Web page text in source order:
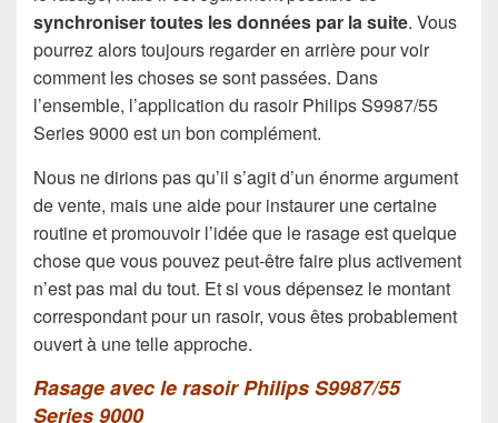
synchroniser toutes les données par la suite. Vous
pourrez alors toujours regarder en arrière pour voir
comment les choses se sont passées. Dans
l’ensemble, l’application du rasoir Philips S9987/55
Series 9000 est un bon complément.
Nous ne dirions pas qu’il s’agit d’un énorme argument
de vente, mais une aide pour instaurer une certaine
routine et promouvoir l’idée que le rasage est quelque
chose que vous pouvez peut-être faire plus activement
n’est pas mal du tout. Et si vous dépensez le montant
correspondant pour un rasoir, vous êtes probablement
ouvert à une telle approche.
Rasage avec le rasoir Philips S9987/55
Series 9000